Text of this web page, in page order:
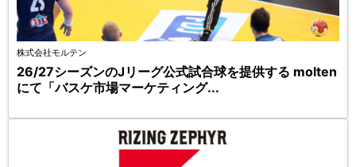
株式会社モルテン
26/27シーズンのJリーグ公式試合球を提供する molten
にて「バスケ市場マーケティング...